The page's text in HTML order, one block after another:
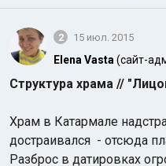
2 15 июл. 2015
Elena Vasta (сайт-
Структура храма //
Храм в Катармале
достраивался - отсюда
Разброс в датировках